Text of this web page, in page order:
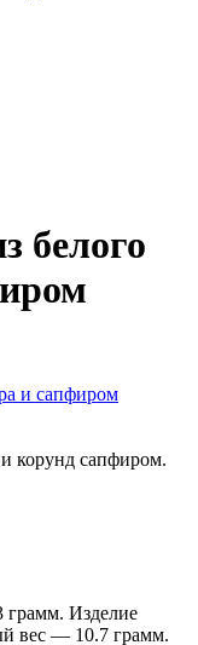
белого
корунд сапфиром.
грамм. Изделие
вес — 10.7 грамм.